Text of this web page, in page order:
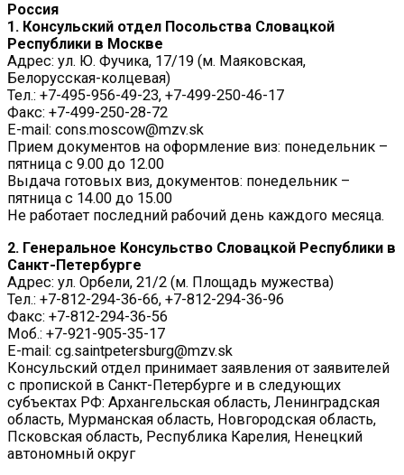
Россия
1. Консульский отдел Посольства Словацкой
Республики в Москве
Адрес: ул. Ю. Фучика, 17/19 (м. Маяковская,
Белорусская-колцевая)
Тел.: +7-495-956-49-23, +7-499-250-46-17
Факс: +7-499-250-28-72
E-mail: cons.moscow@mzv.sk
Прием документов на оформление виз: понедельник –
пятница с 9.00 до 12.00
Выдача готовых виз, документов: понедельник –
пятница с 14.00 до 15.00
Не работает последний рабочий день каждого месяца.
2. Генеральное Консульство Словацкой Республики в
Санкт-Петербурге
Адрес: ул. Орбели, 21/2 (м. Площадь мужества)
Тел.: +7-812-294-36-66, +7-812-294-36-96
Факс: +7-812-294-36-56
Моб.: +7-921-905-35-17
E-mail: cg.saintpetersburg@mzv.sk
Консульский отдел принимает заявления от заявителей
с пропиской в Санкт-Петербурге и в следующих
субъектах РФ: Архангельская область, Ленинградская
область, Мурманская область, Новгородская область,
Псковская область, Республика Карелия, Ненецкий
автономный округ